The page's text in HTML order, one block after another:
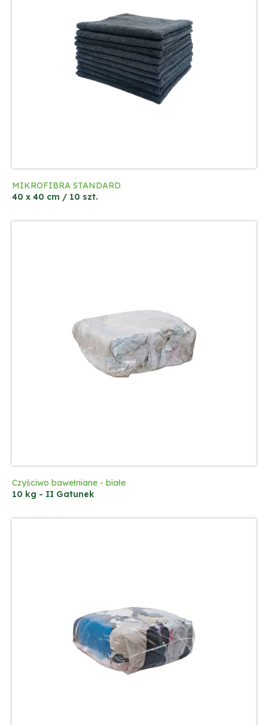
MIKROFIBRA STANDARD
40 x 40 cm / 10 szt.
Czyściwo bawełniane - białe
10 kg - II Gatunek